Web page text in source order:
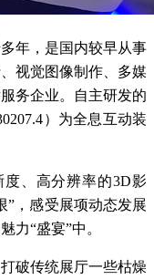
年，是国内较早从事
视觉图像制作、多媒
务企业。自主研发的
）为全息互动装
、高分辨率的3D影
”，感受展项动态发展
力“盛宴”中。
破传统展厅一些枯燥